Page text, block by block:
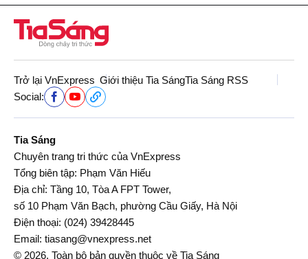
Trở lại VnExpress Giới thiệu Tia SángTia Sáng RSS
Social:
Tia Sáng
Chuyên trang tri thức của VnExpress
Tổng biên tập: Phạm Văn Hiếu
Địa chỉ: Tầng 10, Tòa A FPT Tower,
số 10 Phạm Văn Bạch, phường Cầu Giấy, Hà Nội
Điện thoại: (024) 39428445
Email: tiasang@vnexpress.net
© 2026. Toàn bộ bản quyền thuộc về Tia Sáng